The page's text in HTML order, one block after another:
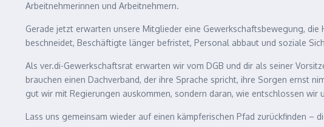
Arbeitnehmerinnen und Arbeitnehmern.
Gerade jetzt erwarten unsere Mitglieder eine Gewerkschaftsbewegung,
beschneidet, Beschäftigte länger befristet, Personal abbaut und soziale
Als ver.di-Gewerkschaftsrat erwarten wir vom DGB und dir als seiner
brauchen einen Dachverband, der ihre Sprache spricht, ihre Sorgen ernst
gut wir mit Regierungen auskommen, sondern daran, wie entschlossen
Lass uns gemeinsam wieder auf einen kämpferischen Pfad zurückfinden –